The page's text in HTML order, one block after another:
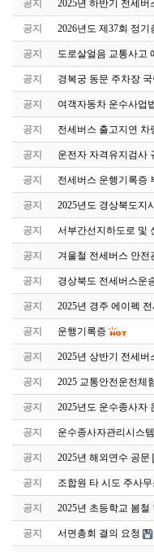
공지 2025년 하반기 전세
공지 2026년도 제37회 정기
공지 도로살얼음 교통사고
공지 경복궁 동문 주차장
공지 여객자동차 운수사업
공지 전세버스 출고지연 차
공지 운전자 자격유지검사
공지 전세버스 운행기록증
공지 2025년도 경상북도지
공지 서부간선지하도로 및
공지 겨울철 전세버스 안전
공지 경상북도 전세버스운
공지 2025년 경주 에이펙
공지 운행기록증
공지 2025년 상반기 전세
공지 2025 교통안전운전체
공지 2025년도 운수종사자
공지 운수종사자관리시스
공지 2025년 해외연수 공문
공지 조합원 타 시도 주사
공지 2025년 초등학교 봄
공지 서면총회 결의 요청